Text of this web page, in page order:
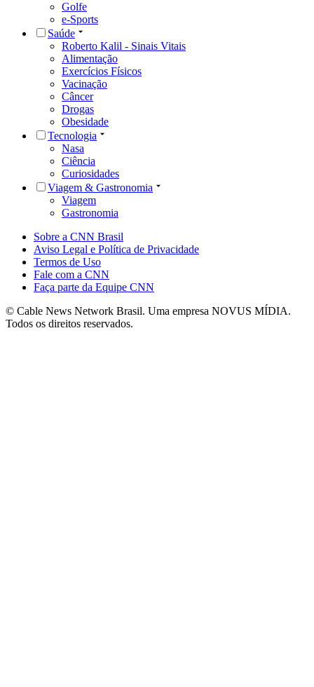
Golfe
e-Sports
Saúde
Roberto Kalil - Sinais Vitais
Alimentação
Exercícios Físicos
Vacinação
Câncer
Drogas
Obesidade
Tecnologia
Nasa
Ciência
Curiosidades
Viagem & Gastronomia
Viagem
Gastronomia
Sobre a CNN Brasil
Aviso Legal e Política de Privacidade
Termos de Uso
Fale com a CNN
Faça parte da Equipe CNN
© Cable News Network Brasil. Uma empresa NOVUS MÍDIA.
Todos os direitos reservados.